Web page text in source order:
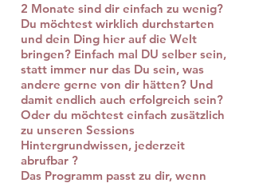
2 Monate sind dir einfach zu wenig?
Du möchtest wirklich durchstarten
und dein Ding hier auf die Welt
bringen? Einfach mal DU selber sein,
statt immer nur das Du sein, was
andere gerne von dir hätten? Und
damit endlich auch erfolgreich sein?
Oder du möchtest einfach zusätzlich
zu unseren Sessions
Hintergrundwissen, jederzeit
abrufbar ?
Das Programm passt zu dir, wenn